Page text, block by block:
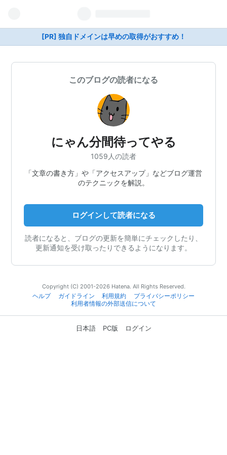
[PR] 独自ドメインは早めの取得がおすすめ！
このブログの読者になる
にゃん分間待ってやる
1059人の読者
「文章の書き方」や「アクセスアップ」などブログ運営
のテクニックを解説。
ログインして読者になる
読者になると、ブログの更新を簡単にチェックしたり、
更新通知を受け取ったりできるようになります。
Copyright (C) 2001-2026 Hatena. All Rights Reserved.
ヘルプ
ガイドライン 利用規約
プライバシーポリシー
利用者情報の外部送信について
日本語 PC版 ログイン